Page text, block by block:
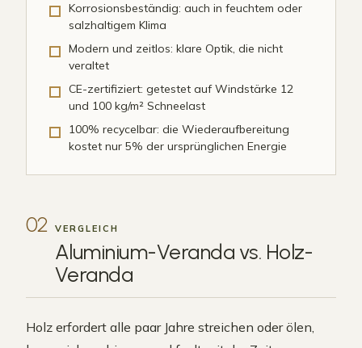
Korrosionsbeständig: auch in feuchtem oder
salzhaltigem Klima
Modern und zeitlos: klare Optik, die nicht
veraltet
CE-zertifiziert: getestet auf Windstärke 12
und 100 kg/m² Schneelast
100% recycelbar: die Wiederaufbereitung
kostet nur 5% der ursprünglichen Energie
02 VERGLEICH
Aluminium-Veranda vs. Holz-
Veranda
Holz erfordert alle paar Jahre streichen oder ölen,